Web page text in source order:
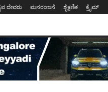
ದೇವರು ಮನರಂಜನೆ ಶೈಕ್ಷಣಿಕ ಕ್ರೈಮ್